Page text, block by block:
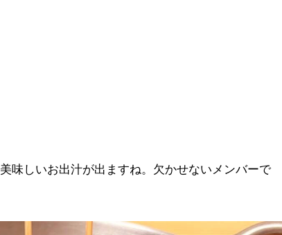
味しいお出汁が出ますね。欠かせないメンバーで